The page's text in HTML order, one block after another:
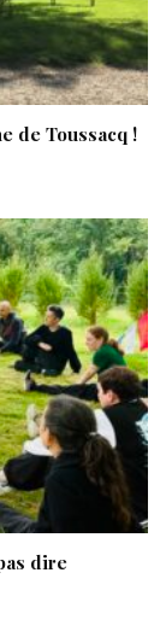
de Toussacq !
dire